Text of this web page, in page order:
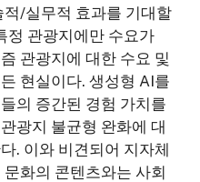
/실무적 효과를 기대할
정 관광지에만 수요가
관광지에 대한 수요 및
현실이다. 생성형 AI를
의 증간된 경험 가치를
광지 불균형 완화에 대
. 이와 비견되어 지자체
화의 콘텐츠와는 사회